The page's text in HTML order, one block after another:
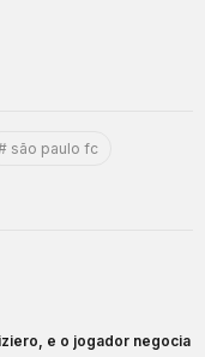
são paulo fc
e o jogador negocia